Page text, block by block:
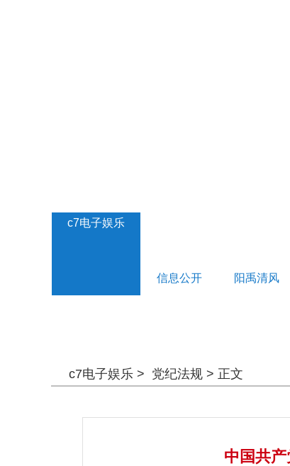
c7电子娱乐
信息公开 阳禹清风
c7电子娱乐 > 党纪法规 > 正文
中国共